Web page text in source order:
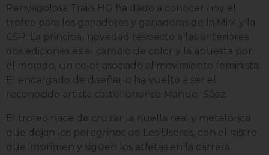
Penyagolosa Trails HG ha dado a conocer hoy el
trofeo para los ganadores y ganadoras de la MiM y la
CSP. La principal novedad respecto a las anteriores
dos ediciones es el cambio de color y la apuesta por
el morado, un color asociado al movimiento feminista.
El encargado de diseñarlo ha vuelto a ser el
reconocido artista castellonense Manuel Sáez.
El trofeo nace de cruzar la huella real y metafórica
que dejan los peregrinos de Les Useres, con el rastro
que imprimen y siguen los atletas en la carrera.